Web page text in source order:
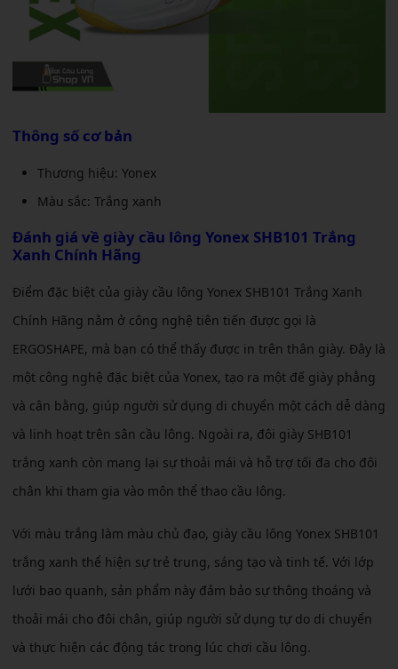
Thông số cơ bản
Thương hiệu: Yonex
Màu sắc: Trắng xanh
Đánh giá về giày cầu lông Yonex SHB101 Trắng
Xanh Chính Hãng
Điểm đặc biệt của giày cầu lông Yonex SHB101 Trắng Xanh
Chính Hãng nằm ở công nghệ tiên tiến được gọi là
ERGOSHAPE, mà bạn có thể thấy được in trên thân giày. Đây là
một công nghệ đặc biệt của Yonex, tạo ra một đế giày phẳng
và cân bằng, giúp người sử dụng di chuyển một cách dễ dàng
và linh hoạt trên sân cầu lông. Ngoài ra, đôi giày SHB101
trắng xanh còn mang lại sự thoải mái và hỗ trợ tối đa cho đôi
chân khi tham gia vào môn thể thao cầu lông.
Với màu trắng làm màu chủ đạo, giày cầu lông Yonex SHB101
trắng xanh thể hiện sự trẻ trung, sáng tạo và tinh tế. Với lớp
lưới bao quanh, sản phẩm này đảm bảo sự thông thoáng và
thoải mái cho đôi chân, giúp người sử dụng tự do di chuyển
và thực hiện các động tác trong lúc chơi cầu lông.